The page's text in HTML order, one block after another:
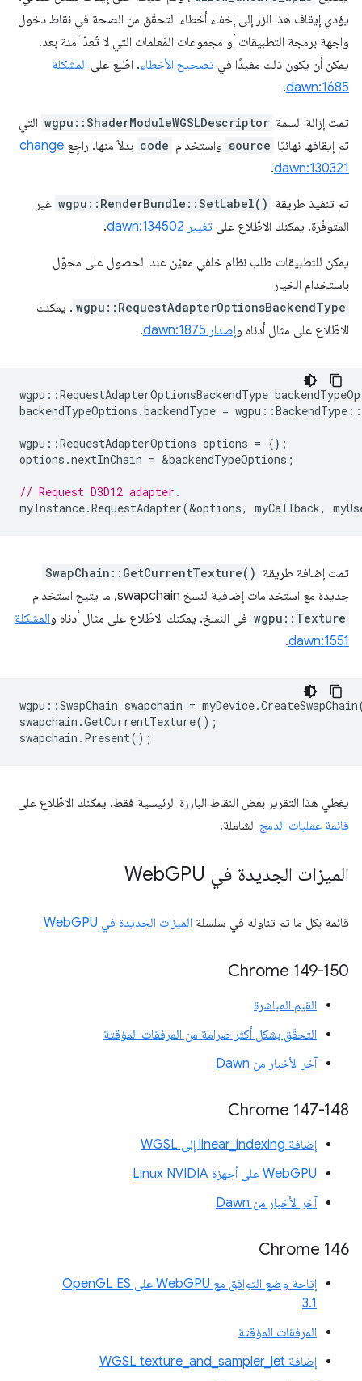
يؤدي إيقاف هذا الزر إلى إخفاء أخطاء التحقّق من الصحة في نقاط دخول
واجهة برمجة التطبيقات أو مجموعات المَعلمات التي لا تُعدّ آمنة بعد.
يمكن أن يكون ذلك مفيدًا في تصحيح الأخطاء. اطّلِع على المشكلة
dawn:1685
.
تمت إزالة السمة wgpu::ShaderModuleWGSLDescriptor التي
تم إيقافها نهائيًا source واستخدام code بدلاً منها. راجِع change
dawn:130321
.
تم تنفيذ طريقة wgpu::RenderBundle::SetLabel() غير
المتوفّرة. يمكنك الاطّلاع على تغيير dawn:134502 .
يمكن للتطبيقات طلب نظام خلفي معيّن عند الحصول على محوّل
باستخدام الخيار
wgpu::RequestAdapterOptionsBackendType . يمكنك
الاطّلاع على مثال أدناه وإصدار dawn:1875 .
wgpu ::RequestAdapterOptionsBackendType
backendTypeOptions .backendType = wgpu ::BackendType ::
wgpu ::RequestAdapterOptions options = {};
options .nextInChain = &backendTypeOptions ;
// Request D3D12 adapter.
myInstance.RequestAdapter(&options, myCallback,
تمت إضافة طريقة SwapChain::GetCurrentTexture()
جديدة مع استخدامات إضافية لنسخ swapchain، ما يتيح استخدام
wgpu::Texture في النسخ. يمكنك الاطّلاع على مثال أدناه والمشكلة
dawn:1551
.
wgpu ::SwapChain swapchain = myDevice.CreateSwapChain
swapchain .GetCurrentTexture();
swapchain . Present();
يغطي هذا التقرير بعض النقاط البارزة الرئيسية فقط. يمكنك الاطّلاع على
قائمة عمليات الدمج الشاملة.
الميزات الجديدة في Web GPU
قائمة بكل ما تم تناوله في سلسلة الميزات الجديدة في WebGPU
‫Chrome 149-150
القيم المباشرة
التحقّق بشكل أكثر صرامة من المرفقات المؤقتة
آخر الأخبار من Dawn
Chrome 147-148
إضافة linear_indexing إلى WGSL
WebGPU على أجهزة Linux NVIDIA
آخر الأخبار من Dawn
‫Chrome 146
إتاحة وضع التوافق مع WebGPU على OpenGL ES
3.1
المرفقات المؤقتة
إضافة WGSL texture_and_sampler_let